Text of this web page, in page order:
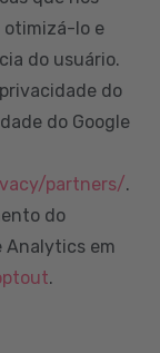
otimizá-lo e
do usuário.
do
do Google
partners/.
do
Analytics em
.